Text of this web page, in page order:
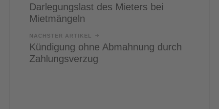
Darlegungslast des Mieters bei
Mietmängeln
NÄCHSTER ARTIKEL
Kündigung ohne Abmahnung durch
Zahlungsverzug